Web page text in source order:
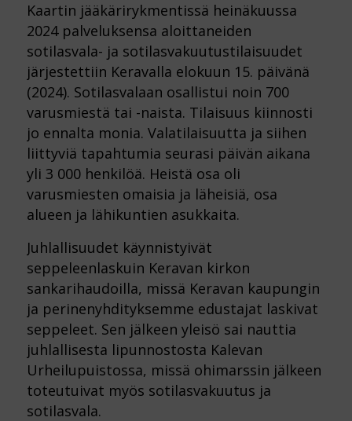
Kaartin jääkärirykmentissä heinäkuussa
2024 palveluksensa aloittaneiden
sotilasvala- ja sotilasvakuutustilaisuudet
järjestettiin Keravalla elokuun 15. päivänä
(2024). Sotilasvalaan osallistui noin 700
varusmiestä tai -naista. Tilaisuus kiinnosti
jo ennalta monia. Valatilaisuutta ja siihen
liittyviä tapahtumia seurasi päivän aikana
yli 3 000 henkilöä. Heistä osa oli
varusmiesten omaisia ja läheisiä, osa
alueen ja lähikuntien asukkaita.
Juhlallisuudet käynnistyivät
seppeleenlaskuin Keravan kirkon
sankarihaudoilla, missä Keravan kaupungin
ja perinenyhdityksemme edustajat laskivat
seppeleet. Sen jälkeen yleisö sai nauttia
juhlallisesta lipunnostosta Kalevan
Urheilupuistossa, missä ohimarssin jälkeen
toteutuivat myös sotilasvakuutus ja
sotilasvala.